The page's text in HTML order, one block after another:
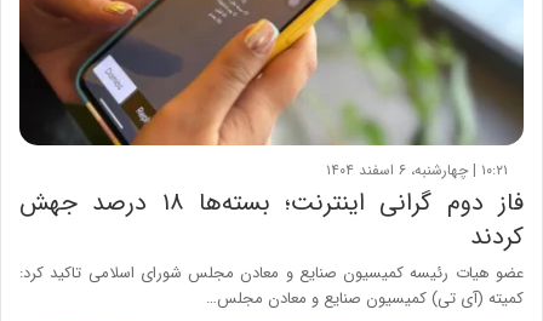
۱۰:۲۱ | چهارشنبه، ۶ اسفند ۱۴۰۴
فاز دوم گرانی اینترنت؛ بسته‌ها ۱۸ درصد جهش
کردند
عضو هیات رئیسه کمیسیون صنایع و معادن مجلس شورای اسلامی تاکید کرد:
کمیته (آی تی) کمیسیون صنایع و معادن مجلس…